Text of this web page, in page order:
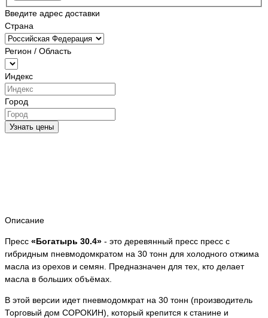
Введите адрес доставки
Страна
Регион / Область
Индекс
Город
Узнать цены
Описание
Пресс «Богатырь 30.4» - это деревянный пресс пресс с
гибридным пневмодомкратом на 30 тонн для холодного отжима
масла из орехов и семян. Предназначен для тех, кто делает
масла в больших объёмах.
В этой версии идет пневмодомкрат на 30 тонн (производитель
Торговый дом СОРОКИН), который крепится к станине и